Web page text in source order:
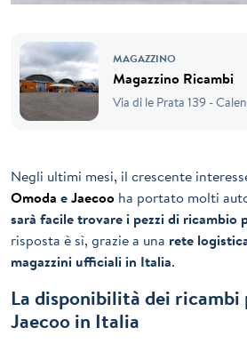
MAGAZZINO
Magazzino Ricambi
Via di le Prata 139 -
Negli ultimi mesi, il crescente
Omoda eJaecoo ha portato molti
sarà facile trovare i pezzi di ricambio
risposta è sì, grazie a una rete
magazzini ufficiali in Italia.
La disponibilità dei ricambi
Jaecoo in Italia